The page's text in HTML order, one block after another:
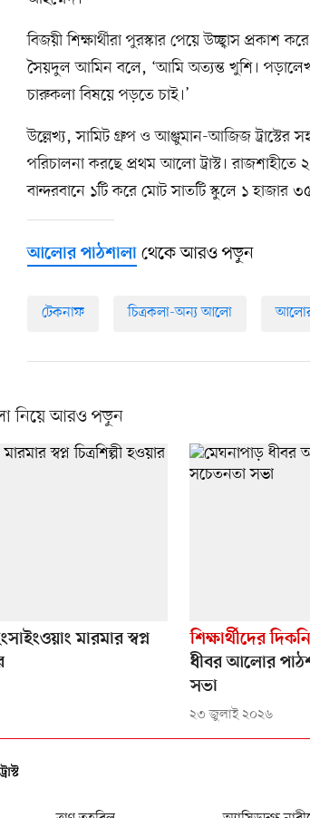
বিজয়ী শিক্ষার্থীরা পুরস্কার পেয়ে উচ্ছ্বাস প্রকাশ
সৈয়দুল আমিন বলে, ‘আমি অত্যন্ত খুশি।
চারুকলা বিষয়ে পড়তে চাই।’
উল্লেখ্য, সামিট গ্রুপ ও আঞ্জুমান-আজিজ ট্রাস্টের
পরিচালনা করছে প্রথম আলো ট্রাস্ট।
বান্দরবানে ১টি করে মোট সাতটি স্কুলে ১ হাজার
আলোর পাঠশালা থেকে আরও পড়ুন
টেকনাফ চিত্রকলা-অন্য আলো আলোর
নিয়ে আরও পড়ুন
মারমার স্বপ্ন
শিক্ষার্থীদের
ধীবর আলোর
সভা
২৩ জুলাই ২০২৬